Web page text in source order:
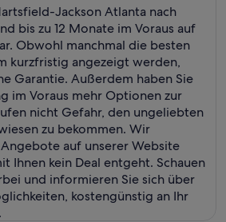
Jackson Atlanta nach
bis zu 12 Monate im Voraus auf
Obwohl manchmal die besten
kurzfristig angezeigt werden,
Garantie. Außerdem haben Sie
im Voraus mehr Optionen zur
nicht Gefahr, den ungeliebten
zu bekommen. Wir
auf unserer Website
Ihnen kein Deal entgeht. Schauen
und informieren Sie sich über
kostengünstig an Ihr